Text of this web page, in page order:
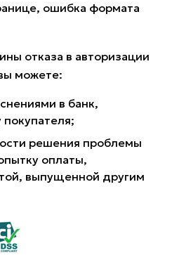
ошибка формата
отказа в авторизации
можете:
в банк,
решения проблемы
оплаты,
выпущенной другим